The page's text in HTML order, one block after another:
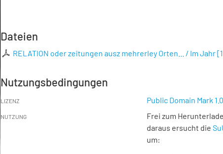
Dateien
RELATION oder zeitungen ausz mehrerley Orten... / Im Jahr[
Nutzungsbedingungen
LIZENZ Public Domain Mark 1.0
NUTZUNG
Frei zum
daraus ersucht die
um: